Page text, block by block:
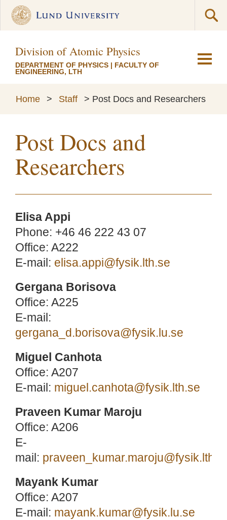
Division of Atomic Physics
DEPARTMENT OF PHYSICS | FACULTY OF
ENGINEERING, LTH
Home > Staff > Post Docs and Researchers
Post Docs and
Researchers
Elisa Appi
Phone: +46 46 222 43 07
Office: A222
E-mail: elisa.appi@fysik.lth.se
Gergana Borisova
Office: A225
E-mail:
gergana_d.borisova@fysik.lu.se
Miguel Canhota
Office: A207
E-mail: miguel.canhota@fysik.lth.se
Praveen Kumar Maroju
Office: A206
E-
mail:
Mayank Kumar
Office: A207
E-mail: mayank.kumar@fysik.lu.se